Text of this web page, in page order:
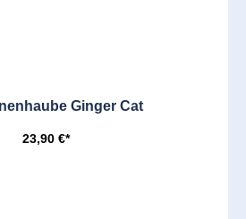
Ginger Cat
23,90 €*